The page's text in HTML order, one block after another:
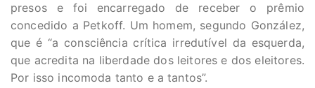
presos e foi encarregado de receber o prêmio
concedido a Petkoff. Um homem, segundo González,
que é “a consciência crítica irredutível da esquerda,
que acredita na liberdade dos leitores e dos eleitores.
Por isso incomoda tanto e a tantos”.